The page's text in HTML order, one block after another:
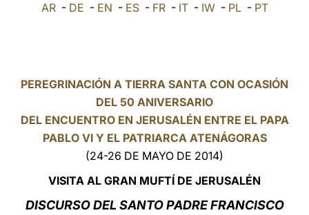
LATINE
AR- DE - EN - ES- FR- IT- IW- PL- PT
PEREGRINACIÓN A TIERRA SANTA CON OCASIÓN
DEL 50 ANIVERSARIO
DEL ENCUENTRO EN JERUSALÉN ENTRE EL PAPA
PABLO VI Y EL PATRIARCA ATENÁGORAS
(24-26 DE MAYO DE 2014)
VISITA AL GRAN MUFTÍ DE JERUSALÉN
DISCURSO DEL SANTO PADRE FRANCISCO